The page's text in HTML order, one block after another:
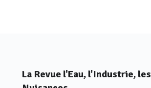
La Revue l'Eau, l'Industrie, les